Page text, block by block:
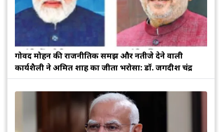
गोविंद मोहन की राजनीतिक समझ और नतीजे देने वाली
कार्यशैली ने अमित शाह का जीता भरोसा: डॉ. जगदीश चंद्र